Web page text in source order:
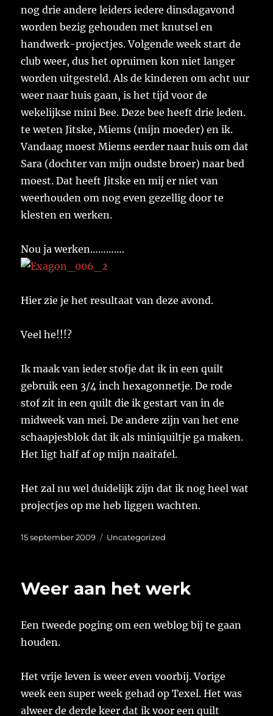
nog drie andere leiders iedere dinsdagavond
worden bezig gehouden met knutsel en
handwerk-projectjes. Volgende week start de
club weer, dus het opruimen kon niet langer
worden uitgesteld. Als de kinderen om acht uur
weer naar huis gaan, is het tijd voor de
wekelijkse mini Bee. Deze bee heeft drie leden.
te weten Jitske, Miems (mijn moeder) en ik.
Vandaag moest Miems eerder naar huis om dat
Sara (dochter van mijn oudste broer) naar bed
moest. Dat heeft Jitske en mij er niet van
weerhouden om nog even gezellig door te
klesten en werken.
Nou ja werken………….
Hier zie je het resultaat van deze avond.
Veel he!!!?
Ik maak van ieder stofje dat ik in een quilt
gebruik een 3/4 inch hexagonnetje. De rode
stof zit in een quilt die ik gestart van in de
midweek van mei. De andere zijn van het ene
schaapjesblok dat ik als miniquiltje ga maken.
Het ligt half af op mijn naaitafel.
Het zal nu wel duidelijk zijn dat ik nog heel wat
projectjes op me heb liggen wachten.
Geplaatst
15 september 2009 Categorieën
Uncategorized
Weer aan het werk
Een tweede poging om een weblog bij te gaan
houden.
Het vrije leven is weer even voorbij. Vorige
week een super week gehad op Texel. Het was
alweer de derde keer dat ik voor een quilt